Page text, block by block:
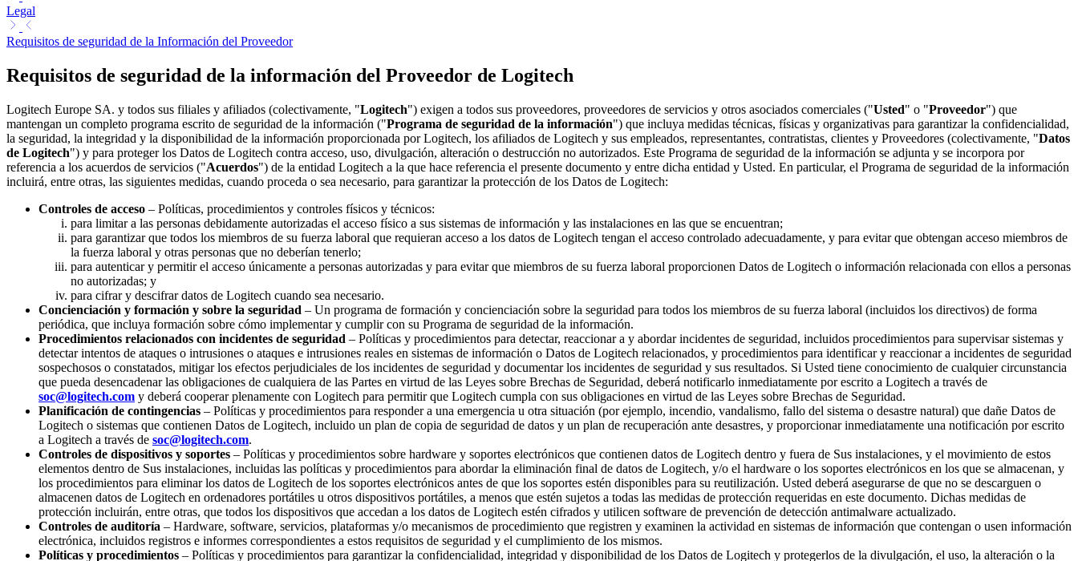
Legal
Requisitos de seguridad de la Información del Proveedor
Requisitos de seguridad de la información del Proveedor de Logitech
Logitech Europe SA. y todos sus filiales y afiliados (colectivamente, "Logitech") exigen a todos sus proveedores, proveedores de servicios y otros asociados comerciales ("Usted" o "Proveedor") que
mantengan un completo programa escrito de seguridad de la información ("Programa de seguridad de la información") que incluya medidas técnicas, físicas y organizativas para garantizar la confidencialidad,
la seguridad, la integridad y la disponibilidad de la información proporcionada por Logitech, los afiliados de Logitech y sus empleados, representantes, contratistas, clientes y Proveedores (colectivamente, "Datos
de Logitech") y para proteger los Datos de Logitech contra acceso, uso, divulgación, alteración o destrucción no autorizados. Este Programa de seguridad de la información se adjunta y se incorpora por
referencia a los acuerdos de servicios ("Acuerdos") de la entidad Logitech a la que hace referencia el presente documento y entre dicha entidad y Usted. En particular, el Programa de seguridad de la información
incluirá, entre otras, las siguientes medidas, cuando proceda o sea necesario, para garantizar la protección de los Datos de Logitech:
Controles de acceso – Políticas, procedimientos y controles físicos y técnicos:
para limitar a las personas debidamente autorizadas el acceso físico a sus sistemas de información y las instalaciones en las que se encuentran;
para garantizar que todos los miembros de su fuerza laboral que requieran acceso a los datos de Logitech tengan el acceso controlado adecuadamente, y para evitar que obtengan acceso miembros de
la fuerza laboral y otras personas que no deberían tenerlo;
para autenticar y permitir el acceso únicamente a personas autorizadas y para evitar que miembros de su fuerza laboral proporcionen Datos de Logitech o información relacionada con ellos a personas
no autorizadas; y
para cifrar y descifrar datos de Logitech cuando sea necesario.
Concienciación y formación y sobre la seguridad – Un programa de formación y concienciación sobre la seguridad para todos los miembros de su fuerza laboral (incluidos los directivos) de forma
periódica, que incluya formación sobre cómo implementar y cumplir con su Programa de seguridad de la información.
Procedimientos relacionados con incidentes de seguridad – Políticas y procedimientos para detectar, reaccionar a y abordar incidentes de seguridad, incluidos procedimientos para supervisar sistemas y
detectar intentos de ataques o intrusiones o ataques e intrusiones reales en sistemas de información o Datos de Logitech relacionados, y procedimientos para identificar y reaccionar a incidentes de seguridad
sospechosos o constatados, mitigar los efectos perjudiciales de los incidentes de seguridad y documentar los incidentes de seguridad y sus resultados. Si Usted tiene conocimiento de cualquier circunstancia
que pueda desencadenar las obligaciones de cualquiera de las Partes en virtud de las Leyes sobre Brechas de Seguridad, deberá notificarlo inmediatamente por escrito a Logitech a través de
soc@logitech.com y deberá cooperar plenamente con Logitech para permitir que Logitech cumpla con sus obligaciones en virtud de las Leyes sobre Brechas de Seguridad.
Planificación de contingencias – Políticas y procedimientos para responder a una emergencia u otra situación (por ejemplo, incendio, vandalismo, fallo del sistema o desastre natural) que dañe Datos de
Logitech o sistemas que contienen Datos de Logitech, incluido un plan de copia de seguridad de datos y un plan de recuperación ante desastres, y proporcionar inmediatamente una notificación por escrito
a Logitech a través de soc@logitech.com.
Controles de dispositivos y soportes – Políticas y procedimientos sobre hardware y soportes electrónicos que contienen datos de Logitech dentro y fuera de Sus instalaciones, y el movimiento de estos
elementos dentro de Sus instalaciones, incluidas las políticas y procedimientos para abordar la eliminación final de datos de Logitech, y/o el hardware o los soportes electrónicos en los que se almacenan, y
los procedimientos para eliminar los datos de Logitech de los soportes electrónicos antes de que los soportes estén disponibles para su reutilización. Usted deberá asegurarse de que no se descarguen o
almacenen datos de Logitech en ordenadores portátiles u otros dispositivos portátiles, a menos que estén sujetos a todas las medidas de protección requeridas en este documento. Dichas medidas de
protección incluirán, entre otras, que todos los dispositivos que accedan a los datos de Logitech estén cifrados y utilicen software de prevención de detección antimalware actualizado.
Controles de auditoría – Hardware, software, servicios, plataformas y/o mecanismos de procedimiento que registren y examinen la actividad en sistemas de información que contengan o usen información
electrónica, incluidos registros e informes correspondientes a estos requisitos de seguridad y el cumplimiento de los mismos.
Políticas y procedimientos – Políticas y procedimientos para garantizar la confidencialidad, integridad y disponibilidad de los Datos de Logitech y protegerlos de la divulgación, el uso, la alteración o la